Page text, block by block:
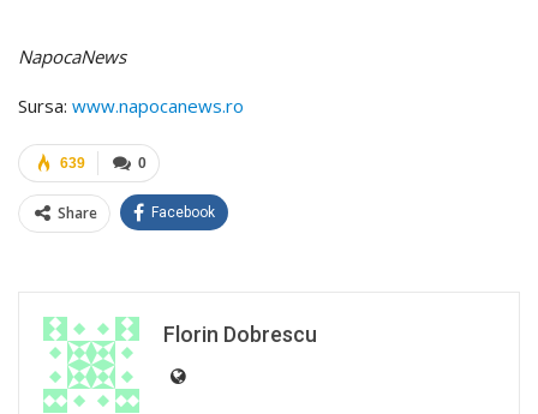
NapocaNews
Sursa: www.napocanews.ro
0
639
Share Facebook
Florin Dobrescu